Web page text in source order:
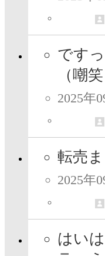
です
（嘲笑
2025年
転売
2025年
はい